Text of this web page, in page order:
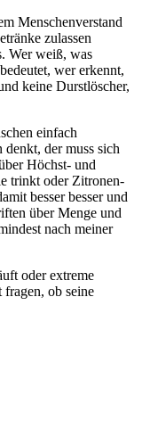
Menschenverstand
zulassen
Wer weiß, was
wer erkennt,
keine Durstlöscher,
einfach
denkt, der muss sich
Höchst- und
trinkt oder Zitronen-
besser besser und
über Menge und
nach meiner
oder extreme
fragen, ob seine